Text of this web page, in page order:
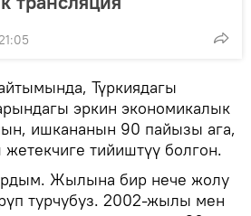
Түркиядагы
эркин экономикалык
ишкананын 90 пайызы ага,
тийиштүү болгон.
Жылына бир нече жолу
турчубуз. 2002-жылы мен